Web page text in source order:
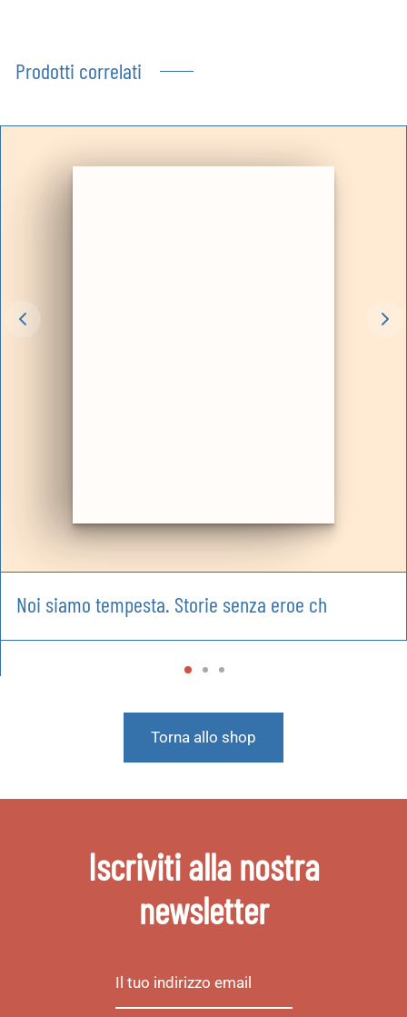
Prodotti correlati
Noi siamo tempesta. Storie senza eroe ch
Torna allo shop
Iscriviti alla nostra
newsletter